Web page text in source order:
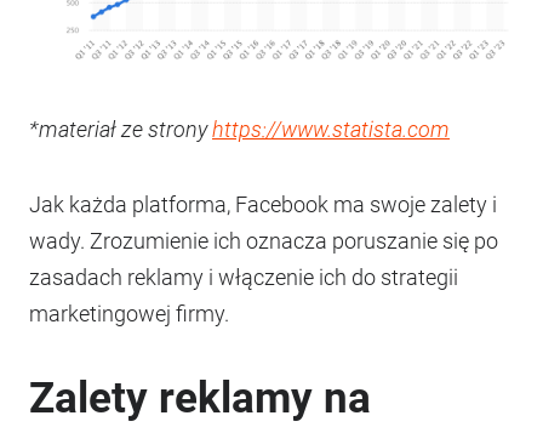
*materiał ze stronyhttps://www.statista.com
Jak każda platforma, Facebook ma swoje zalety i
wady. Zrozumienie ich oznacza poruszanie się po
zasadach reklamy i włączenie ich do strategii
marketingowej firmy.
Zalety reklamy na